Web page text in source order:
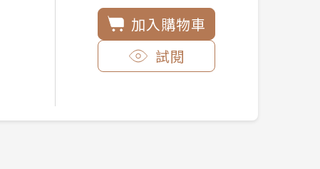
加入購物車
試閱